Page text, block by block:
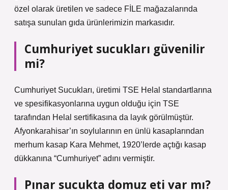
özel olarak üretilen ve sadece FİLE mağazalarında
satışa sunulan gıda ürünlerimizin markasıdır.
Cumhuriyet sucukları güvenilir
mi?
Cumhuriyet Sucukları, üretimi TSE Helal standartlarına
ve spesifikasyonlarına uygun olduğu için TSE
tarafından Helal sertifikasına da layık görülmüştür.
Afyonkarahisar’ın soylularının en ünlü kasaplarından
merhum kasap Kara Mehmet, 1920’lerde açtığı kasap
dükkanına “Cumhuriyet” adını vermiştir.
Pınar sucukta domuz eti var mı?